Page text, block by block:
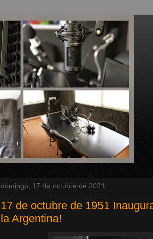
domingo, 17 de octubre de 2021
17 de octubre de 1951
la Argentina!